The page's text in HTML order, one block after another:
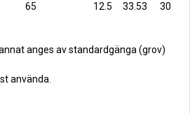
65 12.5 33.53 30
anges av standardgänga (grov)
använda.